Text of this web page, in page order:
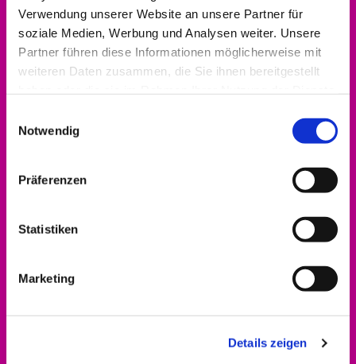
Verwendung unserer Website an unsere Partner für
soziale Medien, Werbung und Analysen weiter. Unsere
Partner führen diese Informationen möglicherweise mit
weiteren Daten zusammen, die Sie ihnen bereitgestellt
Notwendig
Präferenzen
Statistiken
Marketing
Details zeigen
0561 937821-440
dekanat.hofgeismar-wolfhagen@ekkw.de